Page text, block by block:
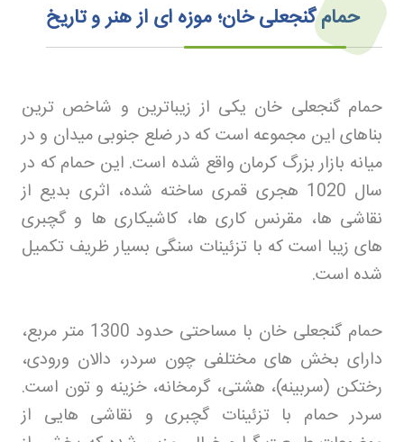
حمام گنجعلی خان؛ موزه ای از هنر و تاریخ
حمام گنجعلی خان یکی از زیباترین و شاخص ترین
بناهای این مجموعه است که در ضلع جنوبی میدان و در
میانه بازار بزرگ کرمان واقع شده است. این حمام که در
سال 1020 هجری قمری ساخته شده، اثری بدیع از
نقاشی ها، مقرنس کاری ها، کاشیکاری ها و گچبری
های زیبا است که با تزئینات سنگی بسیار ظریف تکمیل
شده است.
حمام گنجعلی خان با مساحتی حدود 1300 متر مربع،
دارای بخش های مختلفی چون سردر، دالان ورودی،
رختکن (سربینه)، هشتی، گرمخانه، خزینه و تون است.
سردر حمام با تزئینات گچبری و نقاشی هایی از